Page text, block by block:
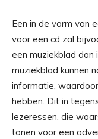
Een in de vorm van
voor een cd zal
een muziekblad dan
muziekblad kunnen
informatie,
hebben. Dit in
lezeressen, die
tonen voor een